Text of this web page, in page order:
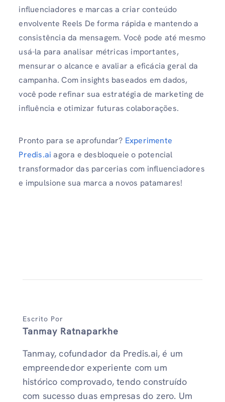
influenciadores e marcas a criar conteúdo
envolvente Reels De forma rápida e mantendo a
consistência da mensagem. Você pode até mesmo
usá-la para analisar métricas importantes,
mensurar o alcance e avaliar a eficácia geral da
campanha. Com insights baseados em dados,
você pode refinar sua estratégia de marketing de
influência e otimizar futuras colaborações.
Pronto para se aprofundar? Experimente
Predis.ai agora e desbloqueie o potencial
transformador das parcerias com influenciadores
e impulsione sua marca a novos patamares!
Escrito Por
Tanmay Ratnaparkhe
Tanmay, cofundador da Predis.ai, é um
empreendedor experiente com um
histórico comprovado, tendo construído
com sucesso duas empresas do zero. Um